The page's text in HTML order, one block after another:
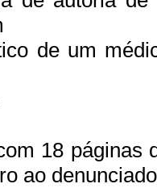
de um
18 páginas
ao